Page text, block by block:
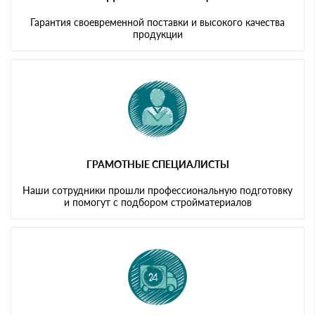
Гарантия своевременной поставки и высокого качества
продукции
ГРАМОТНЫЕ СПЕЦИАЛИСТЫ
Наши сотрудники прошли профессиональную подготовку
и помогут с подбором стройматериалов